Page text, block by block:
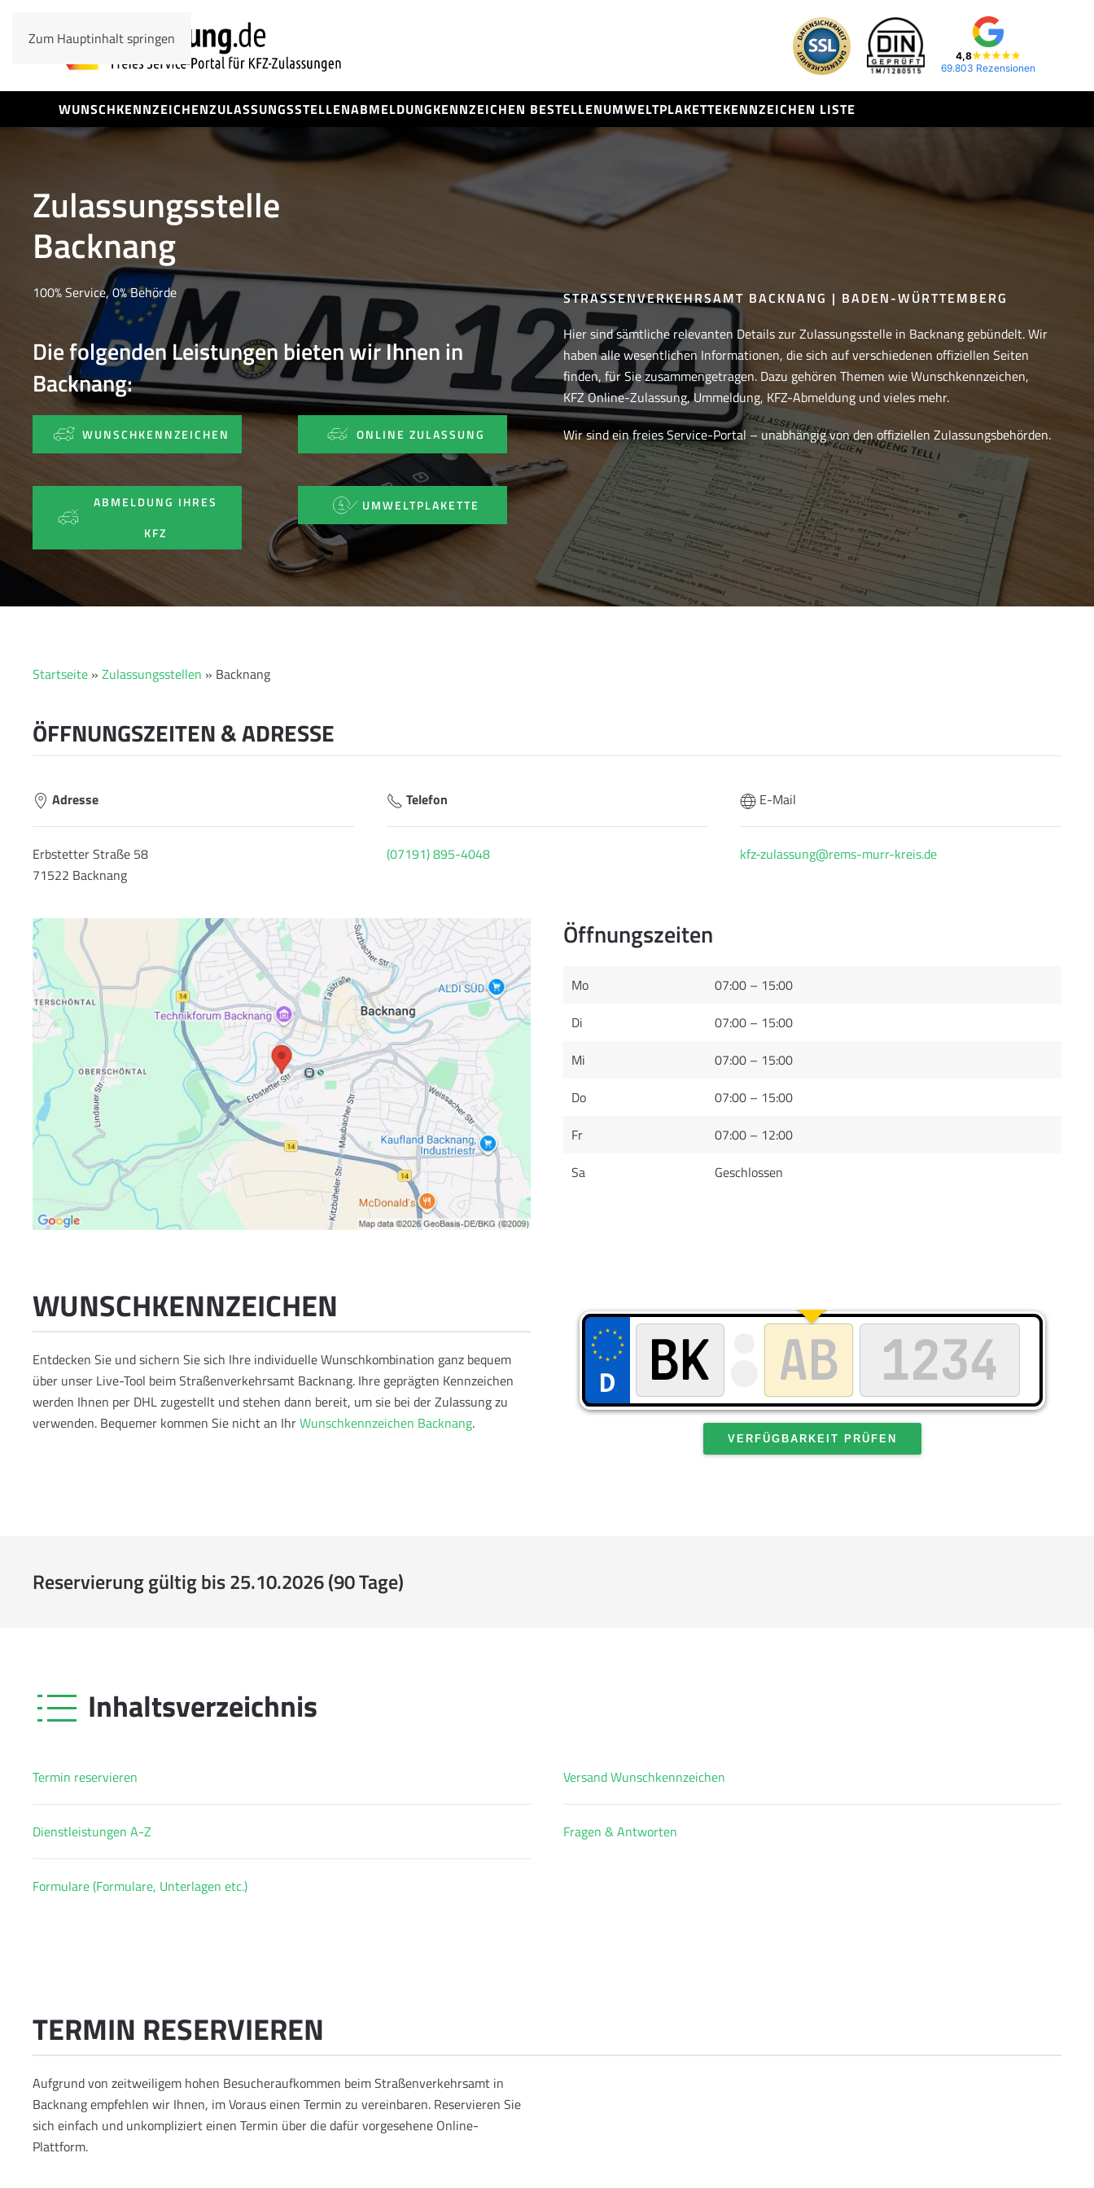
Zum Hauptinhalt springen
4,8
69.803 Rezensionen
WUNSCHKENNZEICHENZULASSUNGSSTELLENABMELDUNGKENNZEICHEN BESTELLENUMWELTPLAKETTEKENNZEICHEN LISTE
Zulassungsstelle
Backnang
100% Service, 0% Behörde
Die folgenden Leistungen bieten wir Ihnen in
Backnang:
WUNSCHKENNZEICHEN ONLINE ZULASSUNG
ABMELDUNG IHRES
KFZ
UMWELTPLAKETTE
STRASSENVERKEHRSAMT BACKNANG | BADEN-WÜRTTEMBERG
Hier sind sämtliche relevanten Details zur Zulassungsstelle in Backnang gebündelt. Wir
haben alle wesentlichen Informationen, die sich auf verschiedenen offiziellen Seiten
finden, für Sie zusammengetragen. Dazu gehören Themen wie Wunschkennzeichen,
KFZ Online-Zulassung, Ummeldung, KFZ-Abmeldung und vieles mehr.
Wir sind ein freies Service-Portal – unabhängig von den offiziellen Zulassungsbehörden.
Startseite » Zulassungsstellen » Backnang
ÖFFNUNGSZEITEN & ADRESSE
Adresse
Erbstetter Straße 58
71522 Backnang
Telefon
(07191) 895-4048
E-Mail
kfz-zulassung@rems-murr-kreis.de
Öffnungszeiten
Mo
07:00 – 15:00
Di
07:00 – 15:00
Mi
07:00 – 15:00
Do
07:00 – 15:00
Fr
07:00 – 12:00
Sa
Geschlossen
WUNSCHKENNZEICHEN
Entdecken Sie und sichern Sie sich Ihre individuelle Wunschkombination ganz bequem
über unser Live-Tool beim Straßenverkehrsamt Backnang. Ihre geprägten Kennzeichen
werden Ihnen per DHL zugestellt und stehen dann bereit, um sie bei der Zulassung zu
verwenden. Bequemer kommen Sie nicht an IhrWunschkennzeichen Backnang.
VERFÜGBARKEIT PRÜFEN
Reservierung gültig bis 25.10.2026 (90 Tage)
Inhaltsverzeichnis
Termin reservieren
Dienstleistungen A-Z
Formulare (Formulare, Unterlagen etc.)
Versand Wunschkennzeichen
Fragen & Antworten
TERMIN RESERVIEREN
Aufgrund von zeitweiligem hohen Besucheraufkommen beim Straßenverkehrsamt in
Backnang empfehlen wir Ihnen, im Voraus einen Termin zu vereinbaren. Reservieren Sie
sich einfach und unkompliziert einen Termin über die dafür vorgesehene Online-
Plattform.